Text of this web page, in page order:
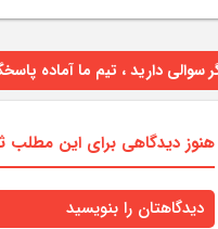
سوالی دارید ، تیم ما آماده
هنوز دیدگاهی برای این
دیدگاهتان را بنویسید